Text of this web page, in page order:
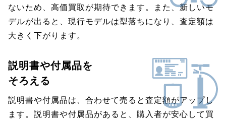
ないため、高価買取が期待できます。また、新しいモ
デルが出ると、現行モデルは型落ちになり、査定額は
大きく下がります。
説明書や付属品を
そろえる
説明書や付属品は、合わせて売ると査定額がアップし
ます。説明書や付属品があると、購入者が安心して買